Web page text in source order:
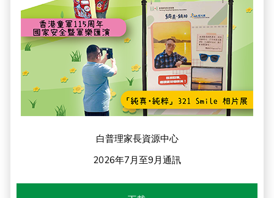
白普理家長資源中心
2026年7月至9月通訊